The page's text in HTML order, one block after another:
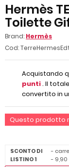
Hermès
Toilette
Brand: Hermès
Cod:
Acquistando
punti. Il
convertito in
Questo prodotto
SCONTO DI
LISTINO 1
-
- 9,90